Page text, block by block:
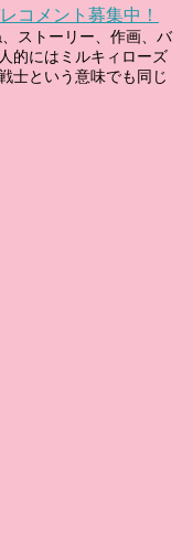
コメント募集中！
ストーリー、作画、バ
的にはミルキィローズ
士という意味でも同じ